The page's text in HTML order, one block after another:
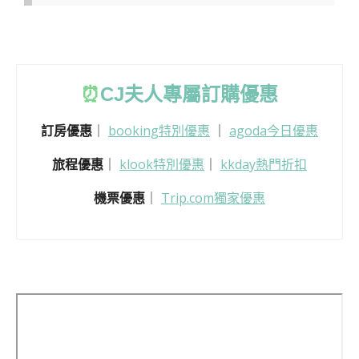
⏰CJ夫人專屬訂購優惠
訂房優惠 booking特別優惠
agoda今日優惠
旅程優惠
klook特別優惠
kkday熱門折扣
機票優惠
Trip.com獨家優惠